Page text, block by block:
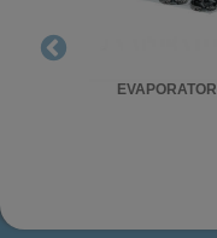
EVAPORATORI